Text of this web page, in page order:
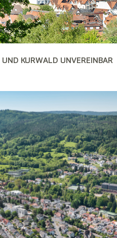
KURWALD UNVEREINBAR